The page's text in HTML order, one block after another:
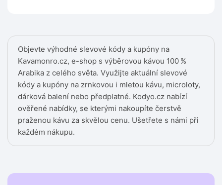
Objevte výhodné slevové kódy a kupóny na
Kavamonro.cz, e-shop s výběrovou kávou 100 %
Arabika z celého světa. Využijte aktuální slevové
kódy a kupóny na zrnkovou i mletou kávu, microloty,
dárková balení nebo předplatné. Kodyo.cz nabízí
ověřené nabídky, se kterými nakoupíte čerstvě
praženou kávu za skvělou cenu. Ušetřete s námi při
každém nákupu.